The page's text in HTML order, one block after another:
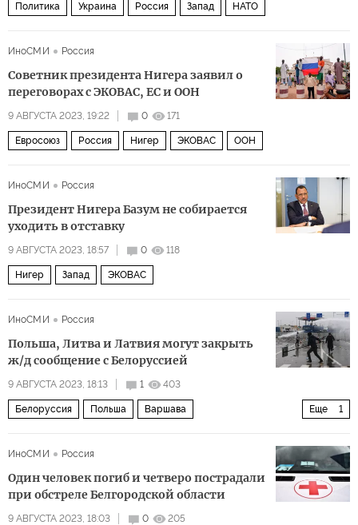
Политика Украина Россия Запад НАТО
ИноСМИ Россия
Советник президента Нигера заявил о
переговорах с ЭКОВАС, ЕС и ООН
9 АВГУСТА 2023, 19:22 0 171
Евросоюз Россия Нигер ЭКОВАС ООН
ИноСМИ Россия
Президент Нигера Базум не собирается
уходить в отставку
9 АВГУСТА 2023, 18:57 0 118
Нигер Запад ЭКОВАС
ИноСМИ Россия
Польша, Литва и Латвия могут закрыть
ж/д сообщение с Белоруссией
9 АВГУСТА 2023, 18:13 1 403
Еще 1
Белоруссия Польша Варшава
ИноСМИ
Россия
Один человек погиб и четверо пострадали
при обстреле Белгородской области
9 АВГУСТА 2023, 18:03 0 205